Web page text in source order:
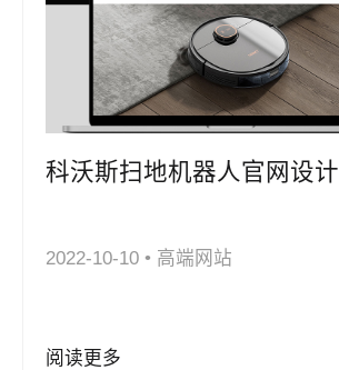
科沃斯扫地机器人官网设计
2022-10-10 • 高端网站
阅读更多